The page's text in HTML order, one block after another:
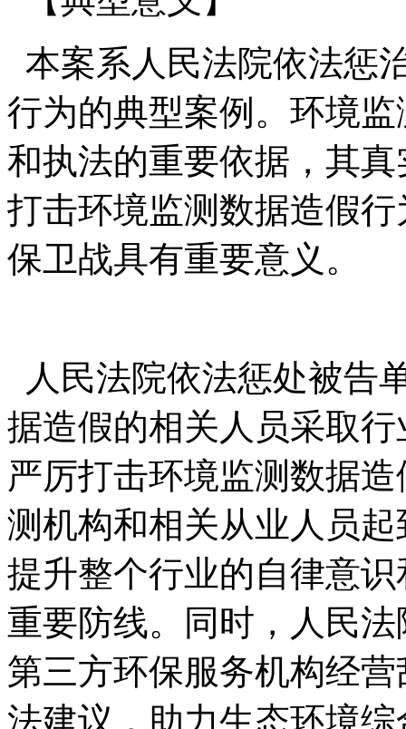
本案系人民法院依法惩
行为的典型案例。环境
和执法的重要依据，其
打击环境监测数据造假
保卫战具有重要意义。
人民法院依法惩处被告
据造假的相关人员采取
严厉打击环境监测数据
测机构和相关从业人员
提升整个行业的自律意
重要防线。同时，人民
第三方环保服务机构经
法建议，助力生态环境